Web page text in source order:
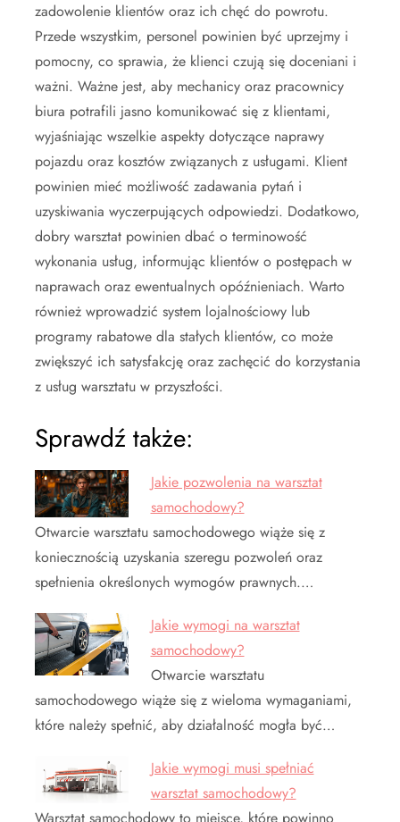
zadowolenie klientów oraz ich chęć do powrotu.
Przede wszystkim, personel powinien być uprzejmy i
pomocny, co sprawia, że klienci czują się doceniani i
ważni. Ważne jest, aby mechanicy oraz pracownicy
biura potrafili jasno komunikować się z klientami,
wyjaśniając wszelkie aspekty dotyczące naprawy
pojazdu oraz kosztów związanych z usługami. Klient
powinien mieć możliwość zadawania pytań i
uzyskiwania wyczerpujących odpowiedzi. Dodatkowo,
dobry warsztat powinien dbać o terminowość
wykonania usług, informując klientów o postępach w
naprawach oraz ewentualnych opóźnieniach. Warto
również wprowadzić system lojalnościowy lub
programy rabatowe dla stałych klientów, co może
zwiększyć ich satysfakcję oraz zachęcić do korzystania
z usług warsztatu w przyszłości.
Sprawdź także:
Jakie pozwolenia na warsztat
samochodowy?
Otwarcie warsztatu samochodowego wiąże się z
koniecznością uzyskania szeregu pozwoleń oraz
spełnienia określonych wymogów prawnych.…
Jakie wymogi na warsztat
samochodowy?
Otwarcie warsztatu
samochodowego wiąże się z wieloma wymaganiami,
które należy spełnić, aby działalność mogła być…
Jakie wymogi musi spełniać
warsztat samochodowy?